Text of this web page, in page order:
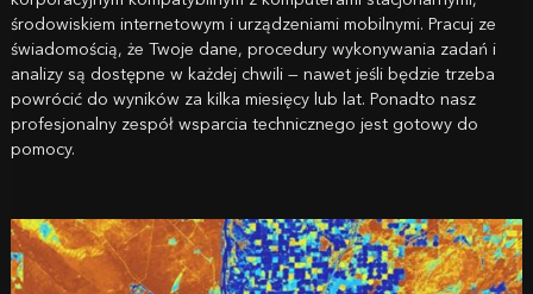
środowiskiem internetowym i urządzeniami mobilnymi. Pracuj ze
świadomością, że Twoje dane, procedury wykonywania zadań i
analizy są dostępne w każdej chwili — nawet jeśli będzie trzeba
powrócić do wyników za kilka miesięcy lub lat. Ponadto nasz
profesjonalny zespół wsparcia technicznego jest gotowy do
pomocy.